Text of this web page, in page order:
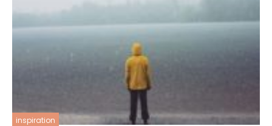
inspiration